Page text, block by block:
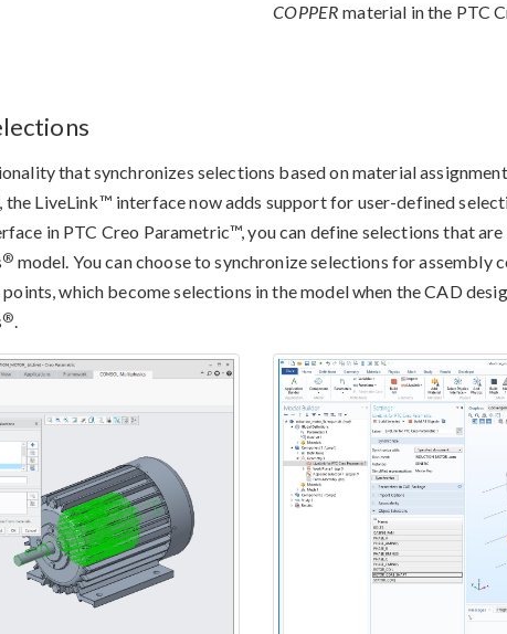
COPPER material in the PTC
that synchronizes selections based on material
the LiveLink™ interface now adds support for user-defined
in PTC Creo Parametric™, you can define selections that
® model. You can choose to synchronize selections for assembly
points, which become selections in the model when the CAD
®.